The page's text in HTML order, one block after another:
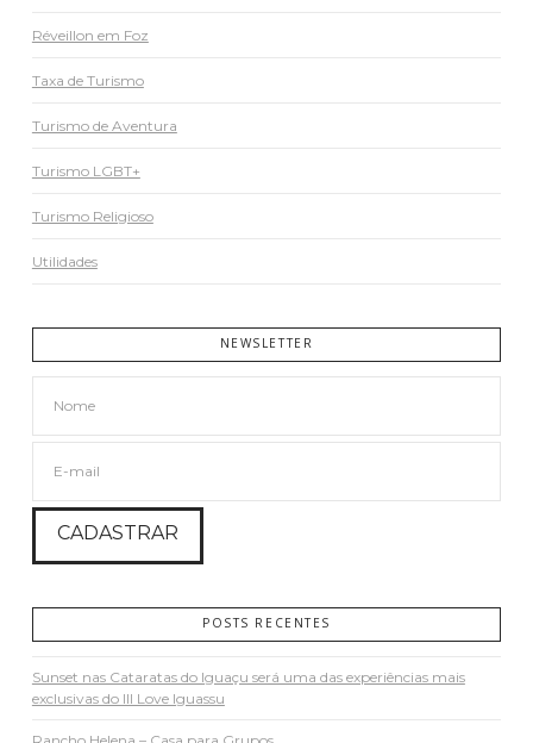
Réveillon em Foz
Taxa de Turismo
Turismo de Aventura
Turismo LGBT+
Turismo Religioso
Utilidades
NEWSLETTER
POSTS RECENTES
Sunset nas Cataratas do Iguaçu será uma das experiências mais
exclusivas do III Love Iguassu